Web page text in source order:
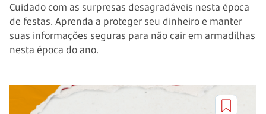
Cuidado com as surpresas desagradáveis nesta época
de festas. Aprenda a proteger seu dinheiro e manter
suas informações seguras para não cair em armadilhas
nesta época do ano.